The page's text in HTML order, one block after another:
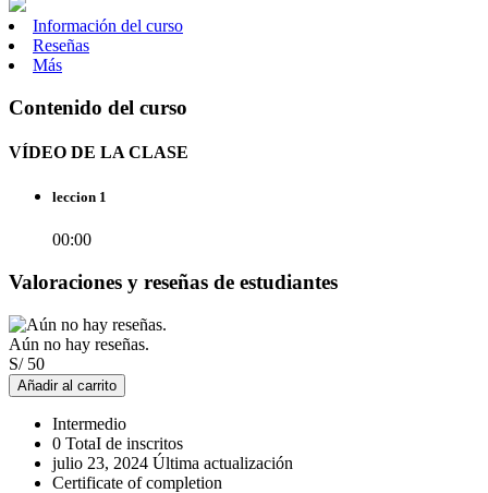
Información del curso
Reseñas
Más
Contenido del curso
VÍDEO DE LA CLASE
leccion 1
00:00
Valoraciones y reseñas de estudiantes
Aún no hay reseñas.
S/50
Añadir al carrito
Intermedio
0 TotaI de inscritos
julio 23, 2024 Última actualización
Certificate of completion